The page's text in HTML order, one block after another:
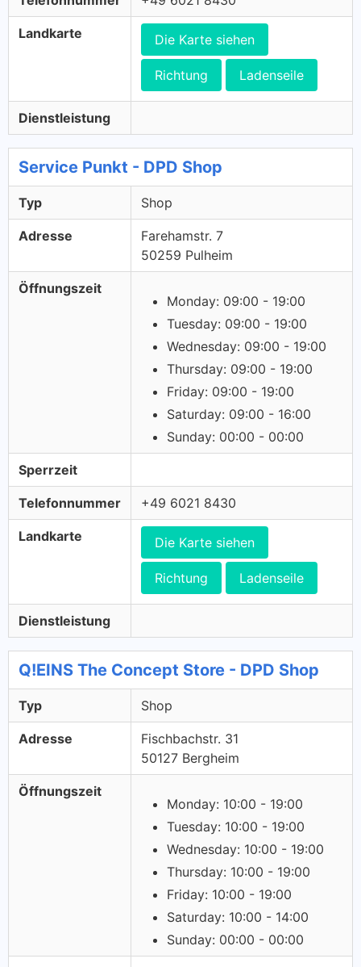
Landkarte Die Karte siehen
Richtung Ladenseile
Dienstleistung
Service Punkt - DPD Shop
Typ Shop
Adresse
Farehamstr. 7
50259 Pulheim
Öffnungszeit
Monday: 09:00 - 19:00
Tuesday: 09:00 - 19:00
Wednesday: 09:00 - 19:00
Thursday: 09:00 - 19:00
Friday: 09:00 - 19:00
Saturday: 09:00 - 16:00
Sunday: 00:00 - 00:00
Sperrzeit
Telefonnummer +49 6021 8430
Landkarte Die Karte siehen
Richtung Ladenseile
Dienstleistung
Q!EINS The Concept Store - DPD Shop
Typ Shop
Adresse
Fischbachstr. 31
50127 Bergheim
Öffnungszeit
Monday: 10:00 - 19:00
Tuesday: 10:00 - 19:00
Wednesday: 10:00 - 19:00
Thursday: 10:00 - 19:00
Friday: 10:00 - 19:00
Saturday: 10:00 - 14:00
Sunday: 00:00 - 00:00